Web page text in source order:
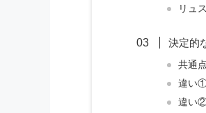
リュ
決定的
共通
違い①
違い②